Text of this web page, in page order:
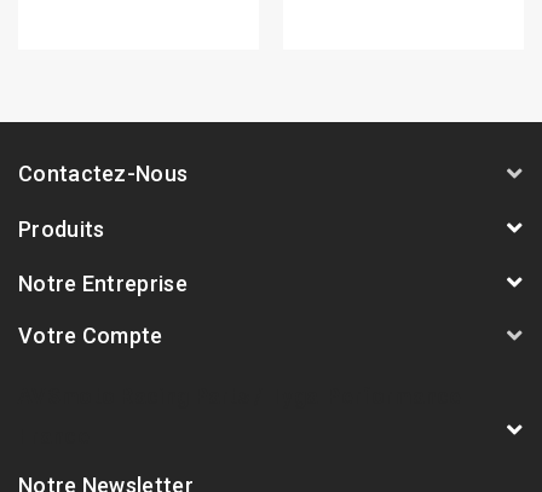
Contactez-Nous
Produits
Notre Entreprise
Votre Compte
Notre Newsletter